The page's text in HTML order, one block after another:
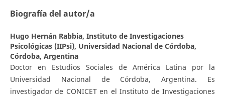
Biografía del autor/a
Hugo Hernán Rabbia, Instituto de Investigaciones
Psicológicas (IIPsi), Universidad Nacional de Córdoba,
Córdoba, Argentina
Doctor en Estudios Sociales de América Latina por la
Universidad Nacional de Córdoba, Argentina. Es
investigador de CONICET en el Instituto de Investigaciones